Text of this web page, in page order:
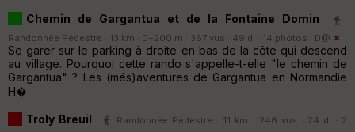
Chemin de Gargantua et de la Fontaine Domin
Randonnée Pédestre · 13 km · D+200 m · 367 vus · 49 dl · 14 photos · D@
Se garer sur le parking à droite en bas de la côte qui descend
au village. Pourquoi cette rando s'appelle-t-elle "le chemin de
Gargantua" ? Les (més)aventures de Gargantua en Normandie
H�
Troly Breuil
Randonnée Pédestre · 11 km · 246 vus · 24 dl · 2